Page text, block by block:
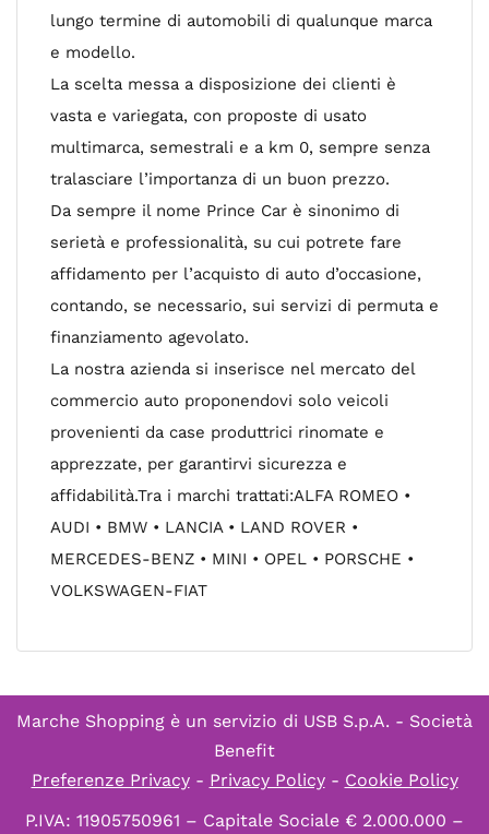
lungo termine di automobili di qualunque marca
e modello.
La scelta messa a disposizione dei clienti è
vasta e variegata, con proposte di usato
multimarca, semestrali e a km 0, sempre senza
tralasciare l’importanza di un buon prezzo.
Da sempre il nome Prince Car è sinonimo di
serietà e professionalità, su cui potrete fare
affidamento per l’acquisto di auto d’occasione,
contando, se necessario, sui servizi di permuta e
finanziamento agevolato.
La nostra azienda si inserisce nel mercato del
commercio auto proponendovi solo veicoli
provenienti da case produttrici rinomate e
apprezzate, per garantirvi sicurezza e
affidabilità.Tra i marchi trattati:ALFA ROMEO •
AUDI • BMW • LANCIA • LAND ROVER •
MERCEDES-BENZ • MINI • OPEL • PORSCHE •
VOLKSWAGEN-FIAT
Marche Shopping è un servizio di USB S.p.A. - Società
Benefit
Preferenze Privacy- Privacy Policy- Cookie Policy
P.IVA: 11905750961 – Capitale Sociale € 2.000.000 –